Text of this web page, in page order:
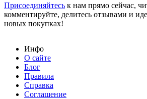
Присоединяйтесь к нам прямо сейчас,
комментируйте, делитесь отзывами и
новых покупках!
Инфо
О сайте
Блог
Правила
Справка
Соглашение